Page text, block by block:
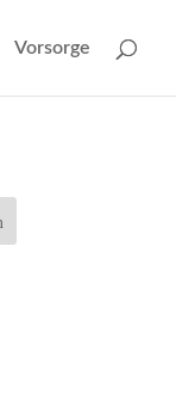
Vorsorge